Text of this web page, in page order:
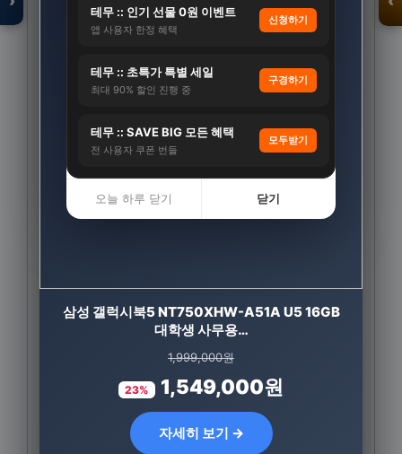
테무 :: 인기 선물 0원 이벤트
앱 사용자 한정 혜택
신청하기
테무 :: 초특가 특별 세일
최대 90% 할인 진행 중
구경하기
테무 :: SAVE BIG 모든 혜택
전 사용자 쿠폰 번들
모두받기
오늘 하루 닫기 닫기
CJ 멜라메이트 트리플액션 식물성 멜라토닌 2mg
30정, 3개
65,700원
56% 28,900원
자세히 보기 →
삼성 갤럭시북5 NT750XHW-A51A U5 16GB
대학생 사무용…
1,999,000원
23% 1,549,000원
자세히 보기 →